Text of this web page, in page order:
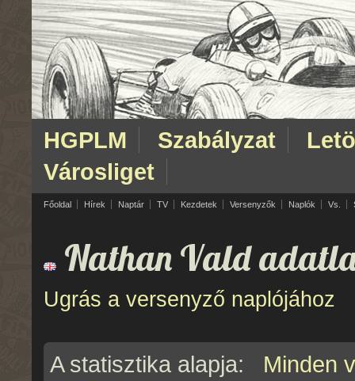
HGPLM Szabályzat
Városliget
Főoldal Hírek Naptár TV Kezdetek Versenyzők Naplók Vs.
Nathan Vald
Ugrás a versenyző naplójához
A statisztika alapja: Minden